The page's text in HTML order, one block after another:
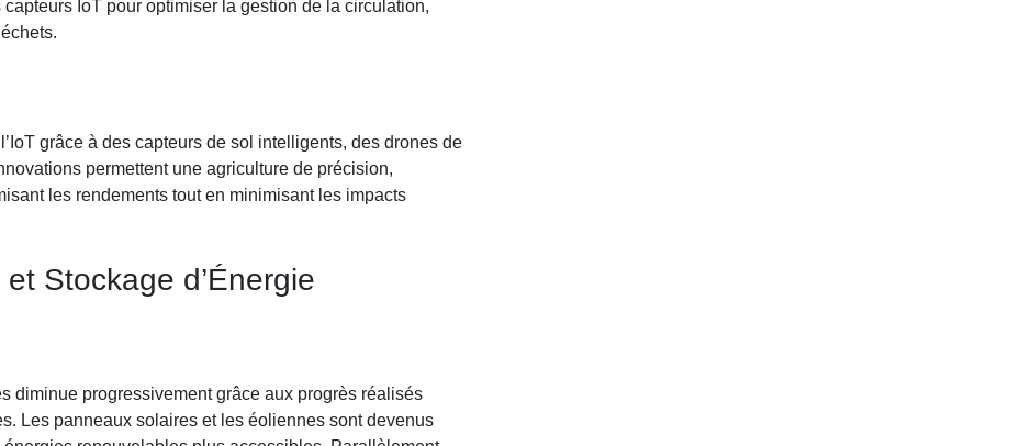
IoT pour optimiser la gestion de la circulation,
grâce à des capteurs de sol intelligents, des drones de
permettent une agriculture de précision,
les rendements tout en minimisant les impacts
Stockage d’Énergie
diminue progressivement grâce aux progrès réalisés
Les panneaux solaires et les éoliennes sont devenus